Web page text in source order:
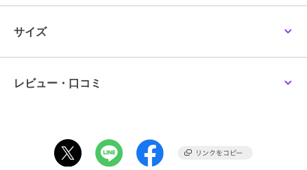
素材
サイズ
レビュー・口コミ